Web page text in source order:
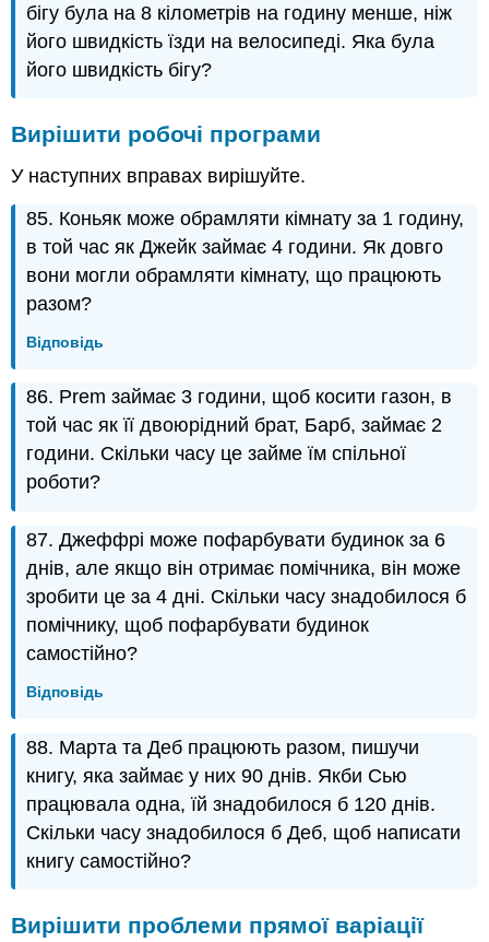
бігу була на 8 кілометрів на годину менше, ніж
його швидкість їзди на велосипеді. Яка була
його швидкість бігу?
Вирішити робочі програми
У наступних вправах вирішуйте.
85. Коньяк може обрамляти кімнату за 1 годину,
в той час як Джейк займає 4 години. Як довго
вони могли обрамляти кімнату, що працюють
разом?
Відповідь
86. Prem займає 3 години, щоб косити газон, в
той час як її двоюрідний брат, Барб, займає 2
години. Скільки часу це займе їм спільної
роботи?
87. Джеффрі може пофарбувати будинок за 6
днів, але якщо він отримає помічника, він може
зробити це за 4 дні. Скільки часу знадобилося б
помічнику, щоб пофарбувати будинок
самостійно?
Відповідь
88. Марта та Деб працюють разом, пишучи
книгу, яка займає у них 90 днів. Якби Сью
працювала одна, їй знадобилося б 120 днів.
Скільки часу знадобилося б Деб, щоб написати
книгу самостійно?
Вирішити проблеми прямої варіації